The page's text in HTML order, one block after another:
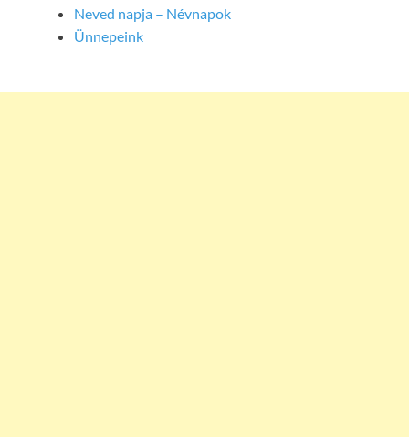
Neved napja – Névnapok
Ünnepeink